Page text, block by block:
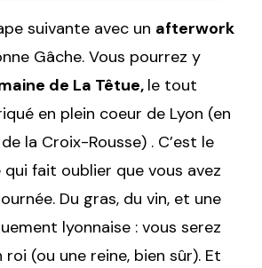
suivante avec un afterwork
Gâche. Vous pourrez y
de La Têtue, le tout
en plein coeur de Lyon (en
la Croix-Rousse) . C’est le
fait oublier que vous avez
Du gras, du vin, et une
lyonnaise : vous serez
(ou une reine, bien sûr). Et